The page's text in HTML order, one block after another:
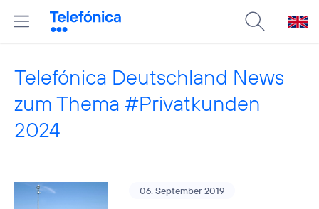
Telefónica Deutschland News
zum Thema #Privatkunden
2024
06. September 2019